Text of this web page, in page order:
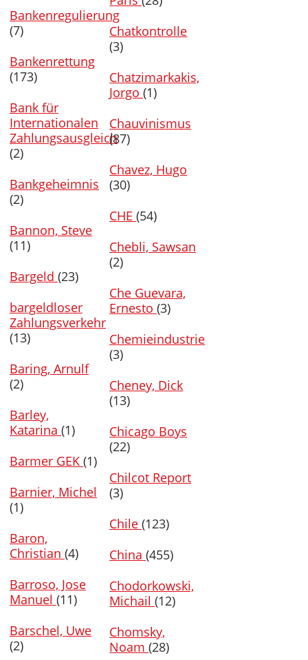
Bankenregulierung
(7)
Bankenrettung
(173)
Bank für
Internationalen
Zahlungsausgleich
(2)
Bankgeheimnis
(2)
Bannon, Steve
(11)
Bargeld (23)
bargeldloser
Zahlungsverkehr
(13)
Baring, Arnulf
(2)
Barley,
Katarina (1)
Barmer GEK (1)
Barnier, Michel
(1)
Baron,
Christian (4)
Barroso, Jose
Manuel (11)
Barschel, Uwe
(2)
Chatkontrolle
(3)
Chatzimarkakis,
Jorgo(1)
Chauvinismus
(87)
Chavez, Hugo
(30)
CHE(54)
Chebli, Sawsan
(2)
Che Guevara,
Ernesto(3)
Chemieindustrie
(3)
Cheney, Dick
(13)
Chicago Boys
(22)
Chilcot Report
(3)
Chile(123)
China(455)
Chodorkowski,
Michail(12)
Chomsky,
Noam(28)